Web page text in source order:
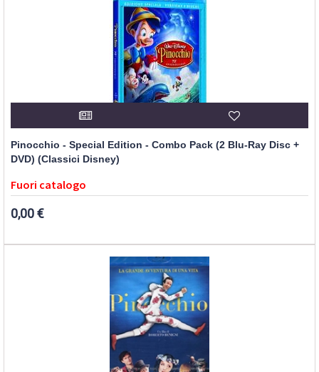
Pinocchio - Special Edition - Combo Pack (2 Blu-Ray Disc +
DVD) (Classici Disney)
Fuori catalogo
0,00 €